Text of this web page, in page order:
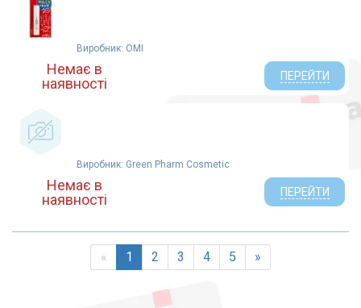
Виробник: OMI
Немає в
наявності
ПЕРЕЙТИ
Виробник: Green Pharm Cosmetic
Немає в
наявності
ПЕРЕЙТИ
« 1 2 3 4 5 »